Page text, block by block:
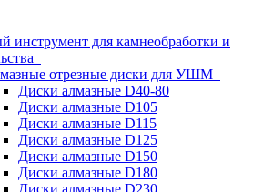
инструмент для камнеобработки и
отрезные диски для УШМ
Диски алмазные D40-80
Диски алмазные D105
Диски алмазные D115
Диски алмазные D125
Диски алмазные D150
Диски алмазные D180
Диски алмазные D230